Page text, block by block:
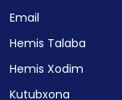
Email
Hemis Talaba
Hemis Xodim
Kutubxona